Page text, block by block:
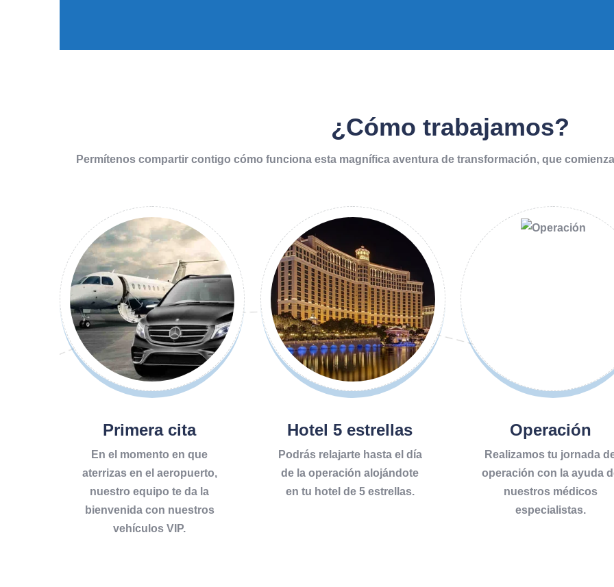
¿Cómo trabajamos?
Permítenos compartir contigo cómo funciona esta magnífica aventura de transformación, que
Primera cita
En el momento en que
aterrizas en el aeropuerto,
nuestro equipo te da la
bienvenida con nuestros
vehículos VIP.
Hotel 5 estrellas
Podrás relajarte hasta el día
de la operación alojándote
en tu hotel de 5 estrellas.
Operación
Realizamos tu jornada
operación con la ayuda
nuestros médicos
especialistas.